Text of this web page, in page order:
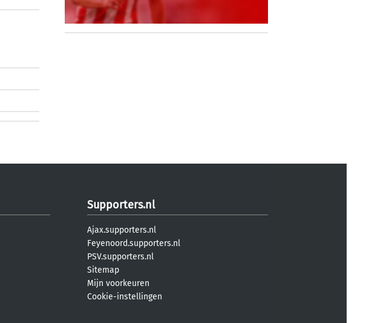
Supporters.nl
Ajax.supporters.nl
Feyenoord.supporters.nl
PSV.supporters.nl
Sitemap
Mijn voorkeuren
Cookie-instellingen